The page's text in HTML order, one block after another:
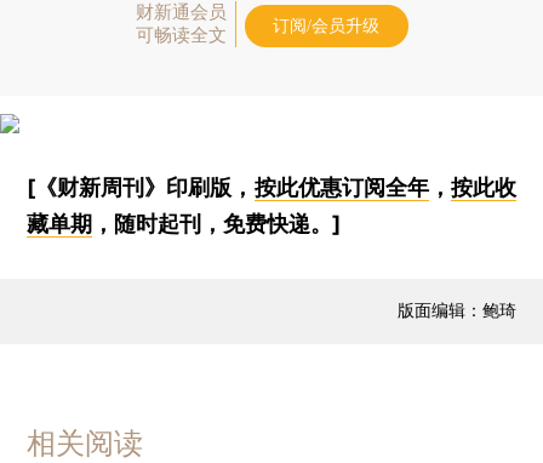
财新通会员
可畅读全文
订阅/会员升级
[《财新周刊》印刷版， 按此优惠订阅全年， 按此收
藏单期 ，随时起刊，免费快递。]
版面编辑：鲍琦
相关阅读